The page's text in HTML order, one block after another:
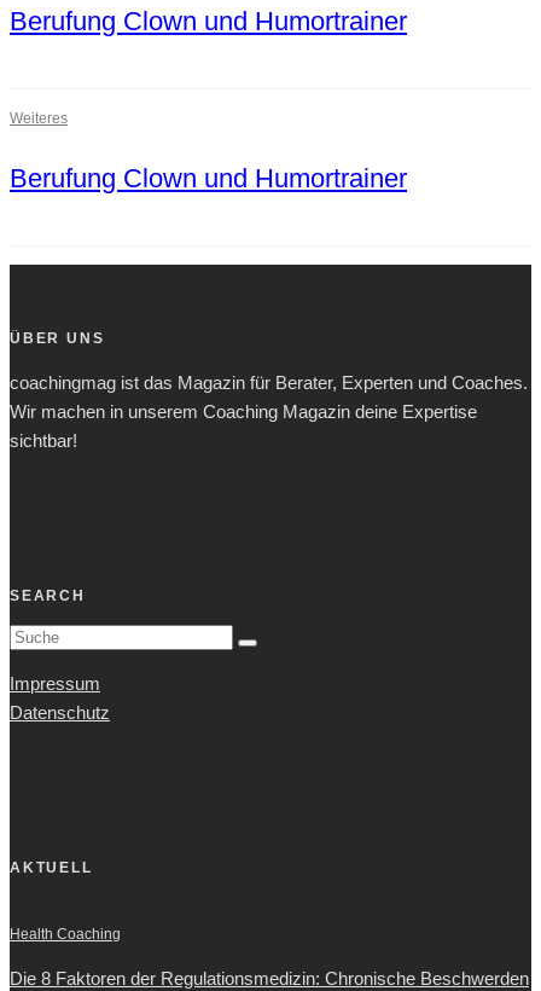
Berufung Clown und Humortrainer
Weiteres
Berufung Clown und Humortrainer
ÜBER UNS
coachingmag ist das Magazin für Berater, Experten und Coaches.
Wir machen in unserem Coaching Magazin deine Expertise
sichtbar!
SEARCH
Impressum
Datenschutz
AKTUELL
Health Coaching
Die 8 Faktoren der Regulationsmedizin: Chronische Beschwerden